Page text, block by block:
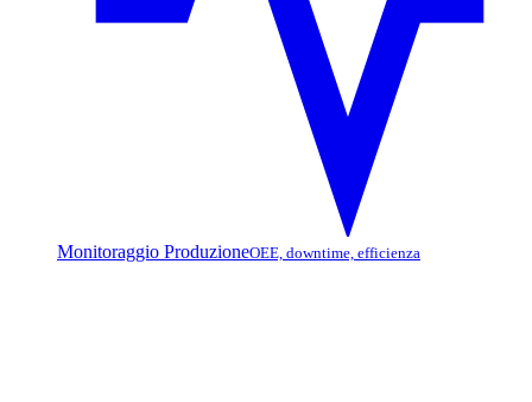
Monitoraggio ProduzioneOEE, downtime, efficienza